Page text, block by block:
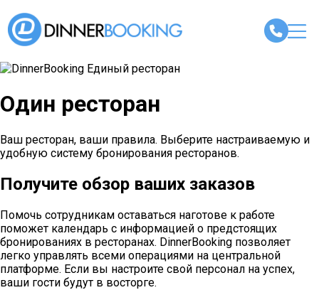
Один ресторан
Ваш ресторан, ваши правила. Выберите настраиваемую и
удобную систему бронирования ресторанов.
Получите обзор ваших заказов
Помочь сотрудникам оставаться наготове к работе
поможет календарь с информацией о предстоящих
бронированиях в ресторанах. DinnerBooking позволяет
легко управлять всеми операциями на центральной
платформе. Если вы настроите свой персонал на успех,
ваши гости будут в восторге.